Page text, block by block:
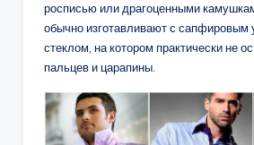
росписью или драгоценными
обычно изготавливают с сапфировым
стеклом, на котором практически не
пальцев и царапины.